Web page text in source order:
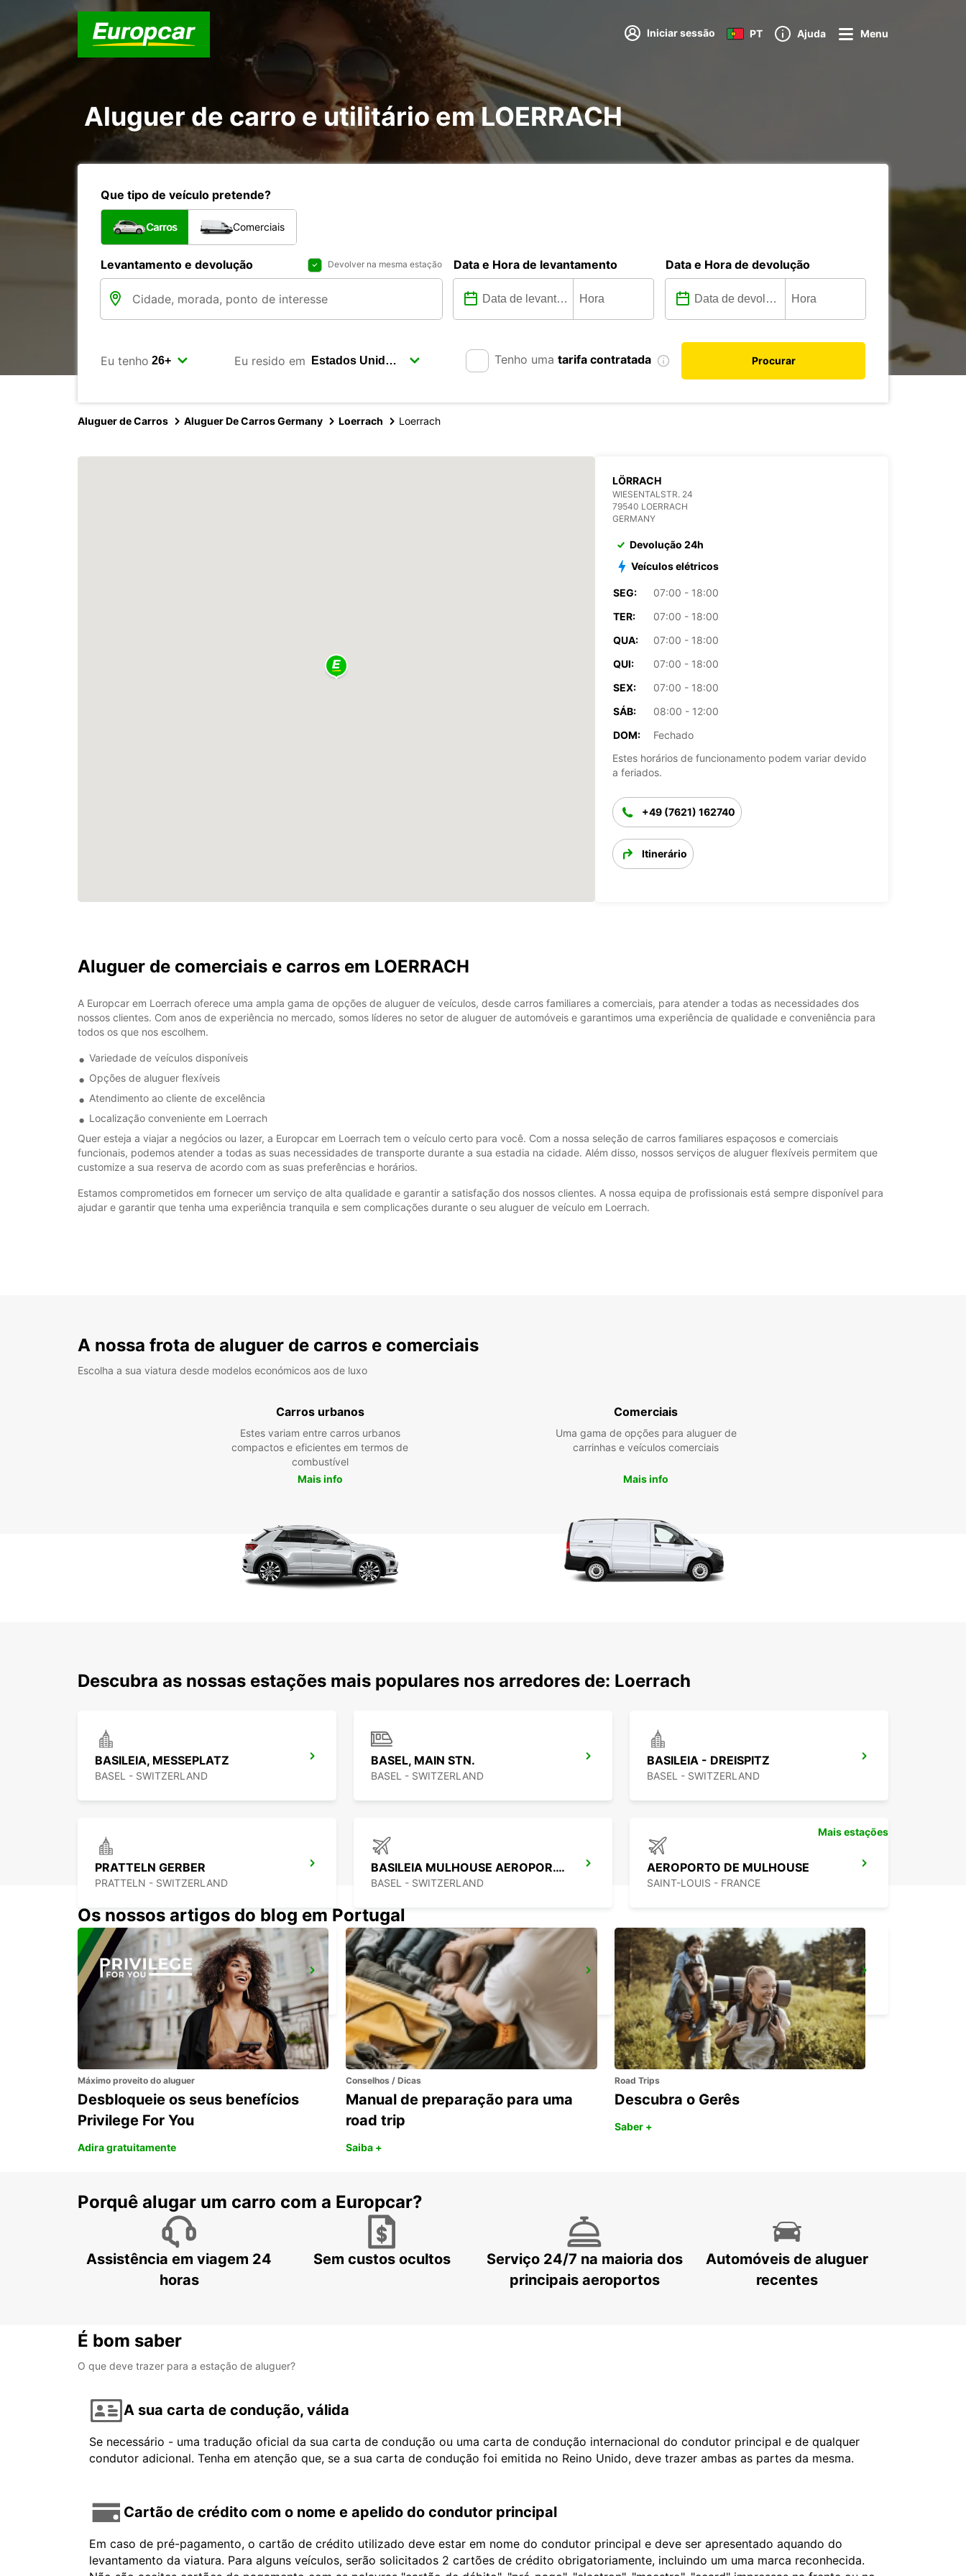
Iniciar sessão PT Ajuda Menu
Aluguer de carro e utilitário em LOERRACH
Que tipo de veículo pretende?
Carros Comerciais
Levantamento e devolução Devolver na mesma estação Data e Hora de levantamento Data e Hora de devolução
Eu tenho Eu resido em Tenho uma tarifa contratada Procurar
Aluguer de Carros Aluguer De Carros Germany Loerrach Loerrach
LÖRRACH
WIESENTALSTR. 24
79540 LOERRACH
GERMANY
Devolução 24h
Veículos elétricos
SEG:
07:00 - 18:00
TER:
07:00 - 18:00
QUA:
07:00 - 18:00
QUI:
07:00 - 18:00
SEX:
07:00 - 18:00
SÁB:
08:00 - 12:00
DOM:
Fechado
Estes horários de funcionamento podem variar devido
a feriados.
+49 (7621) 162740
Itinerário
Aluguer de comerciais e carros em LOERRACH
A Europcar em Loerrach oferece uma ampla gama de opções de aluguer de veículos, desde carros familiares a comerciais, para atender a todas as necessidades dos
nossos clientes. Com anos de experiência no mercado, somos líderes no setor de aluguer de automóveis e garantimos uma experiência de qualidade e conveniência para
todos os que nos escolhem.
Variedade de veículos disponíveis
Opções de aluguer flexíveis
Atendimento ao cliente de excelência
Localização conveniente em Loerrach
Quer esteja a viajar a negócios ou lazer, a Europcar em Loerrach tem o veículo certo para você. Com a nossa seleção de carros familiares espaçosos e comerciais
funcionais, podemos atender a todas as suas necessidades de transporte durante a sua estadia na cidade. Além disso, nossos serviços de aluguer flexíveis permitem que
customize a sua reserva de acordo com as suas preferências e horários.
Estamos comprometidos em fornecer um serviço de alta qualidade e garantir a satisfação dos nossos clientes. A nossa equipa de profissionais está sempre disponível para
ajudar e garantir que tenha uma experiência tranquila e sem complicações durante o seu aluguer de veículo em Loerrach.
A nossa frota de aluguer de carros e comerciais
Escolha a sua viatura desde modelos económicos aos de luxo
Carros urbanos
Estes variam entre carros urbanos
compactos e eficientes em termos de
combustível
Mais info
Comerciais
Uma gama de opções para aluguer de
carrinhas e veículos comerciais
Mais info
Descubra as nossas estações mais populares nos arredores de: Loerrach
BASILEIA, MESSEPLATZ
BASEL - SWITZERLAND
BASEL, MAIN STN.
BASEL - SWITZERLAND
BASILEIA - DREISPITZ
BASEL - SWITZERLAND
PRATTELN GERBER
PRATTELN - SWITZERLAND
BASILEIA MULHOUSE AEROPOR. BSL (CH)
BASEL - SWITZERLAND
AEROPORTO DE MULHOUSE
SAINT-LOUIS - FRANCE
OLTEN, PARKING NEUHARD
OLTEN - SWITZERLAND
AARAU-OBERENTFELDEN
OBERENTFELDEN - SWITZERLAND
FREIBURG
FREIBURG - GERMANY
Mais estações
Os nossos artigos do blog em Portugal
Máximo proveito do aluguer
Desbloqueie os seus benefícios
Privilege For You
Adira gratuitamente
Conselhos / Dicas
Manual de preparação para uma
road trip
Saiba +
Road Trips
Descubra o Gerês
Saber +
Porquê alugar um carro com a Europcar?
Assistência em viagem 24
horas
Sem custos ocultos
Serviço 24/7 na maioria dos
principais aeroportos
Automóveis de aluguer
recentes
É bom saber
O que deve trazer para a estação de aluguer?
A sua carta de condução, válida
Se necessário - uma tradução oficial da sua carta de condução ou uma carta de condução internacional do condutor principal e de qualquer
condutor adicional. Tenha em atenção que, se a sua carta de condução foi emitida no Reino Unido, deve trazer ambas as partes da mesma.
Cartão de crédito com o nome e apelido do condutor principal
Em caso de pré-pagamento, o cartão de crédito utilizado deve estar em nome do condutor principal e deve ser apresentado aquando do
levantamento da viatura. Para alguns veículos, serão solicitados 2 cartões de crédito obrigatoriamente, incluindo um uma marca reconhecida.